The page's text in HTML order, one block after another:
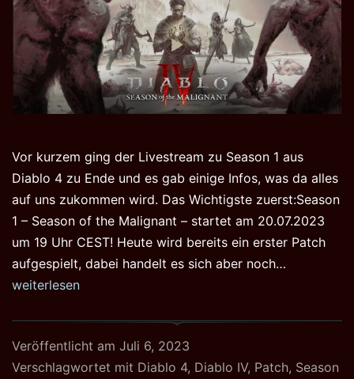
Vor kurzem ging der Livestream zu Season 1 aus
Diablo 4 zu Ende und es gab einige Infos, was da alles
auf uns zukommen wird. Das Wichtigste zuerst:Season
1 – Season of the Malignant – startet am 20.07.2023
um 19 Uhr CEST! Heute wird bereits ein erster Patch
aufgespielt, dabei handelt es sich aber noch…
Season
the
weiterlesen
Veröffentlicht am Juli 6, 2023
Verschlagwortet mit Diablo 4, Diablo IV, Patch, Season